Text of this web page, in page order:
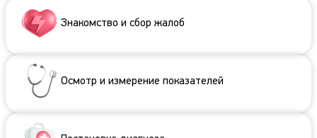
Знакомство и сбор жалоб
Осмотр и измерение показателей